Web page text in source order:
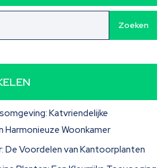
Zoeken
Katvriendelijke
Harmonieuze Woonkamer
De Voordelen van Kantoorplanten